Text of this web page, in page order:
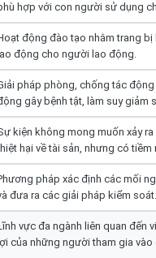
hợp với con người sử dụng
động đào tạo nhằm trang bị
lao động cho người lao động.
pháp phòng, chống tác
gây bệnh tật, làm suy giảm
kiện không mong muốn xảy
hại về tài sản, nhưng có tiềm
pháp xác định các mối
đưa ra các giải pháp kiểm soát.
vực đa ngành liên quan đến
lợi của những người tham gia vào